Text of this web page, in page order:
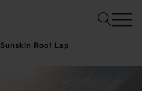
Sunskin Roof Lap